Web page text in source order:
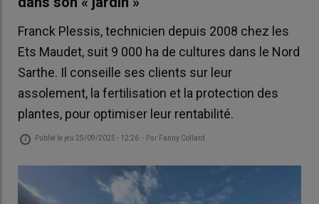
Franck Plessis, technicien depuis 2008 chez les
Ets Maudet, suit 9 000 ha de cultures dans le Nord
Sarthe. Il conseille ses clients sur leur
assolement, la fertilisation et la protection des
plantes, pour optimiser leur rentabilité.
Publié le jeu 25/09/2025 - 12:26 - Par Fanny Collard